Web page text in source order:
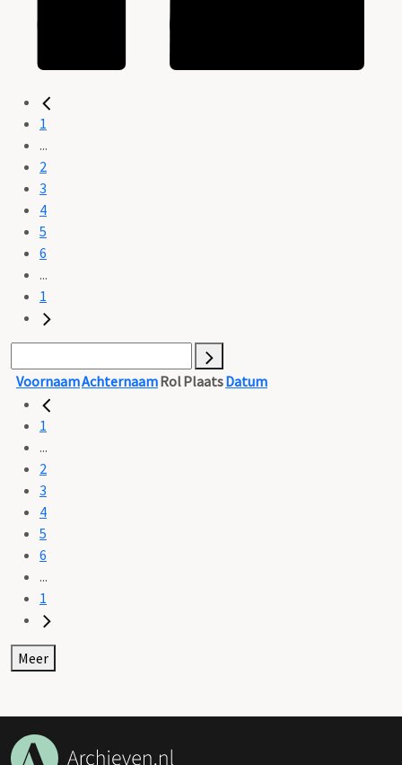
1
...
2
3
4
5
6
...
1
VoornaamAchternaamRolPlaatsDatum
1
...
2
3
4
5
6
...
1
Meer